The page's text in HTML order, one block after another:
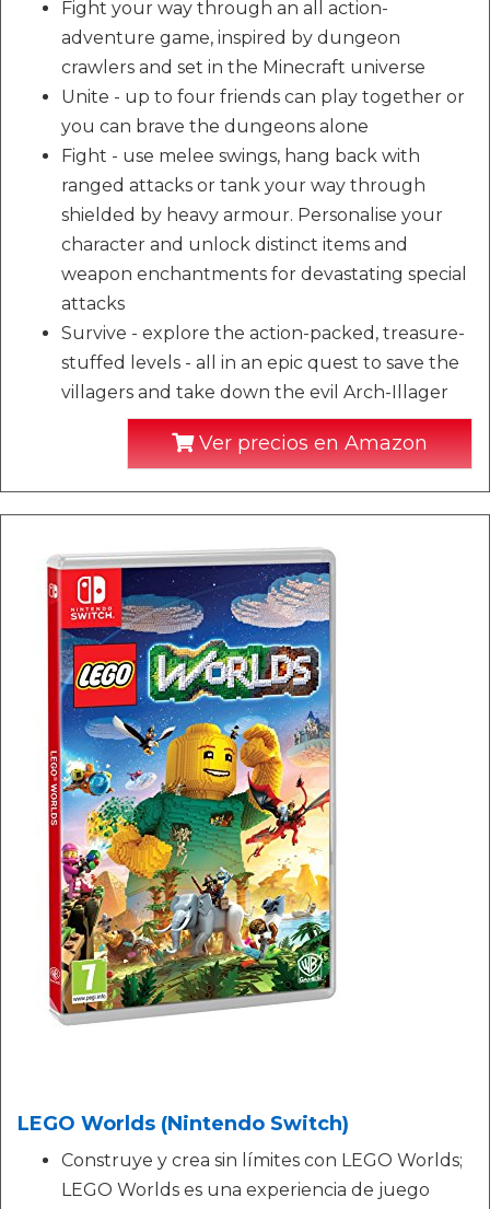
Fight your way through an all action-
adventure game, inspired by dungeon
crawlers and set in the Minecraft universe
Unite - up to four friends can play together or
you can brave the dungeons alone
Fight - use melee swings, hang back with
ranged attacks or tank your way through
shielded by heavy armour. Personalise your
character and unlock distinct items and
weapon enchantments for devastating special
attacks
Survive - explore the action-packed, treasure-
stuffed levels - all in an epic quest to save the
villagers and take down the evil Arch-Illager
Ver precios en Amazon
LEGO Worlds (Nintendo Switch)
Construye y crea sin límites con LEGO Worlds;
LEGO Worlds es una experiencia de juego